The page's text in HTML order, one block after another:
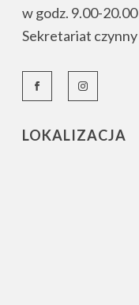
w godz. 9.00-20.00
Sekretariat
LOKALIZACJA